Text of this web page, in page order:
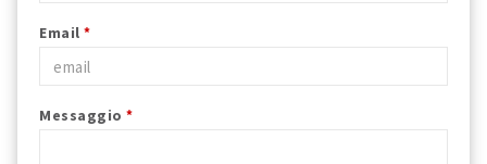
Email *
Messaggio *